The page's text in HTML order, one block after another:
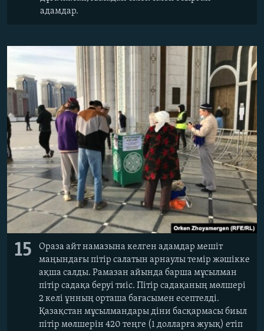
адамдар.
15
Ораза айт намазына келген адамдар мешіт
маңындағы пітір салатын арнаулы темір жәшікке
ақша салды. Рамазан айында барша мұсылман
пітір садақа беруі тиіс. Пітір садақаның мөлшері
2 келі ұнның орташа бағасымен есептелді.
Қазақстан мұсылмандары діни басқармасы биыл
пітір мөлшерін 420 теңге (1 долларға жуық) етіп